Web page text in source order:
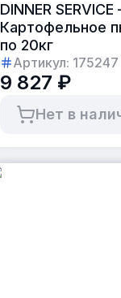
DINNER
Картофельное
по 20кг
Артикул: 175247
9 827 ₽
Нет в